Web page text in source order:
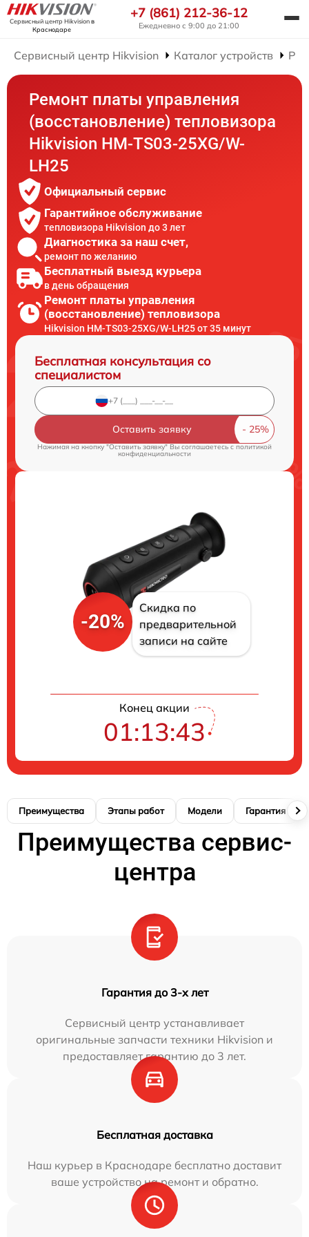
Сервисный центр Hikvisionв
Краснодаре
+7 (861) 212-36-12
Ежедневно с 9:00 до 21:00
Сервисный центр Hikvision Каталог устройств
Ремонт платы управления
(восстановление) тепловизора
Hikvision HM-TS03-25XG/W-
LH25
Официальный сервис
Гарантийное обслуживание
тепловизора Hikvision до 3 лет
Диагностика за наш счет,
ремонт по желанию
Бесплатный выезд курьера
в день обращения
Ремонт платы управления
(восстановление) тепловизора
Hikvision HM-TS03-25XG/W-LH25 от 35 минут
Бесплатная консультация со
специалистом
Оставить заявку
Нажимая на кнопку "Оставить заявку" Вы соглашаетесь cполитикой
конфиденциальности
-20%
Скидка по
предварительной
записи на сайте
Конец акции
01:13:42
Преимущества Этапы работ Модели Гарантия
Преимущества сервис-
центра
Гарантия до 3-х лет
Сервисный центр устанавливает
оригинальные запчасти техники Hikvision и
предоставляет гарантию до 3 лет.
Бесплатная доставка
Наш курьер в Краснодаре бесплатно доставит
ваше устройство на ремонт и обратно.